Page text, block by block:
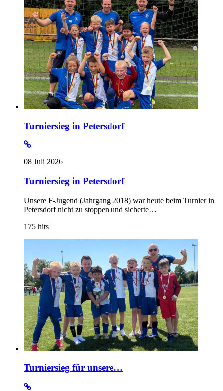
Turniersieg in Petersdorf
08 Juli 2026
Turniersieg in Petersdorf
Unsere F-Jugend (Jahrgang 2018) war heute beim Turnier in
Petersdorf nicht zu stoppen und sicherte…
175 hits
Turniersieg für unsere…